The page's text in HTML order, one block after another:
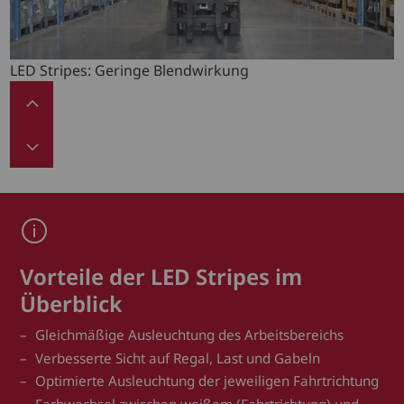
LED Stripes: Geringe Blendwirkung
Vorteile der LED Stripes im
Überblick
Gleichmäßige Ausleuchtung des Arbeitsbereichs
Verbesserte Sicht auf Regal, Last und Gabeln
Optimierte Ausleuchtung der jeweiligen Fahrtrichtung